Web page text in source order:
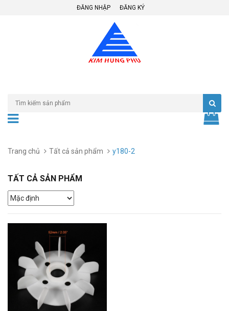
ĐĂNG NHẬP ĐĂNG KÝ
Trang chủ Tất cả sản phẩm y180-2
TẤT CẢ SẢN PHẨM